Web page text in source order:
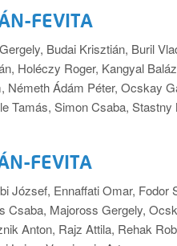
FEVITA
Budai Krisztián, Buril
Holéczy Roger, Kangyal
Németh Ádám Péter, Ocskay
Tamás, Simon Csaba,
FEVITA
József, Ennaffati Omar,
Csaba, Majoross Gergely,
Anton, Rajz Attila, Rehak